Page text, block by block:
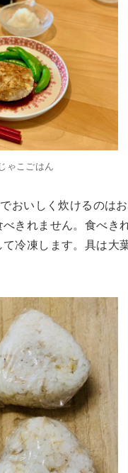
ゃこごはん
おいしく炊けるのは
きれません。食べき
冷凍します。具は大